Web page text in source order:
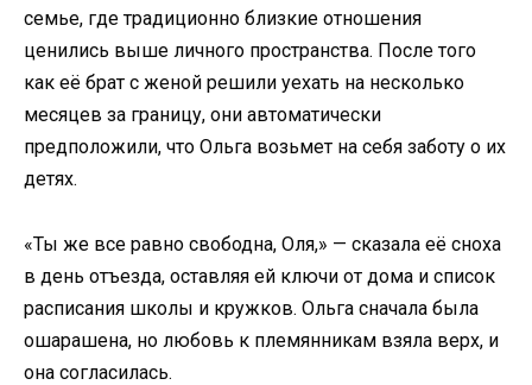
семье, где традиционно близкие отношения
ценились выше личного пространства. После того
как её брат с женой решили уехать на несколько
месяцев за границу, они автоматически
предположили, что Ольга возьмет на себя заботу о их
детях.
«Ты же все равно свободна, Оля,» — сказала её сноха
в день отъезда, оставляя ей ключи от дома и список
расписания школы и кружков. Ольга сначала была
ошарашена, но любовь к племянникам взяла верх, и
она согласилась.